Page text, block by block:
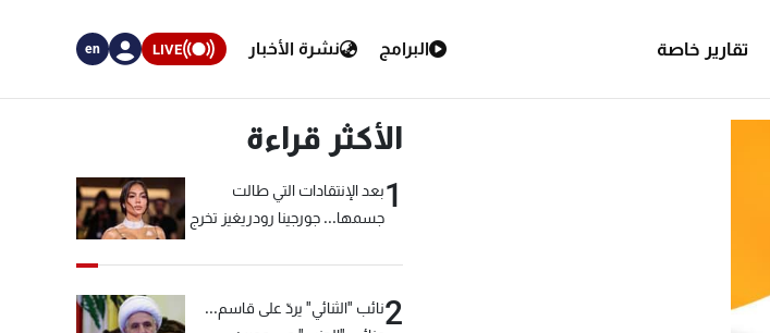
تقارير خاصة البرامج نشرة الأخبار LIVE
en
الأكثر قراءة
1بعد الإنتقادات التي طالت
جسمها... جورجينا رودريغيز تخرج
2نائب "الثنائي" يردّ على قاسم...